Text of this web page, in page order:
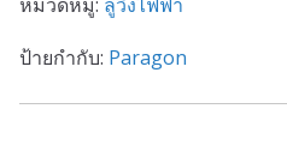
ป้ายกำกับ: Paragon